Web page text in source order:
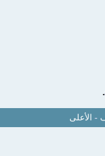
-الأعلى